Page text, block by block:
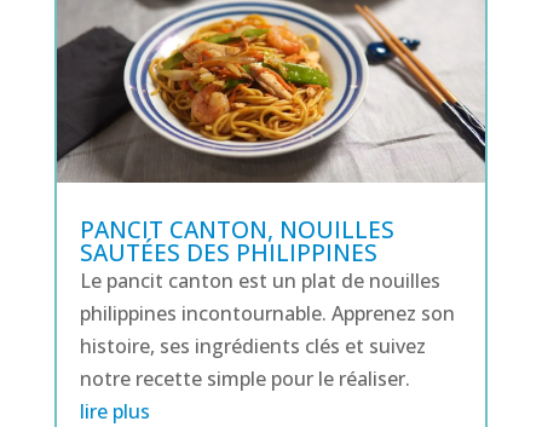
PANCIT CANTON, NOUILLES
SAUTÉES DES PHILIPPINES
Le pancit canton est un plat de nouilles
philippines incontournable. Apprenez son
histoire, ses ingrédients clés et suivez
notre recette simple pour le réaliser.
lire plus